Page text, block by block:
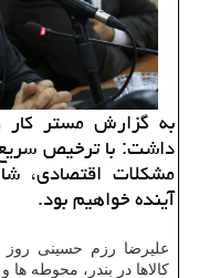
به گزارش مستر كار
داشت: با ترخیص
مشكلات اقتصادی،
آینده خواهیم بود.
علیرضا رزم حسینی روز
کالاها در بندر، محوطه